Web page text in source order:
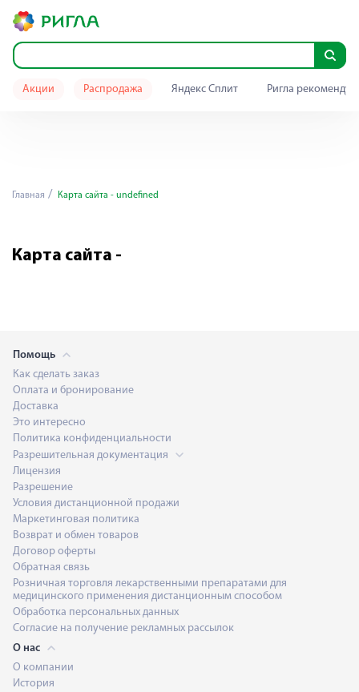
Акции Распродажа Яндекс Сплит Ригла
Главная Карта сайта - undefined
Карта сайта -
Помощь
Как сделать заказ
Оплата и бронирование
Доставка
Это интересно
Политика конфиденциальности
Разрешительная документация
Лицензия
Разрешение
Условия дистанционной продажи
Маркетинговая политика
Возврат и обмен товаров
Договор оферты
Обратная связь
Розничная торговля лекарственными препаратами для
медицинского применения дистанционным способом
Обработка персональных данных
Согласие на получение рекламных рассылок
О нас
О компании
История